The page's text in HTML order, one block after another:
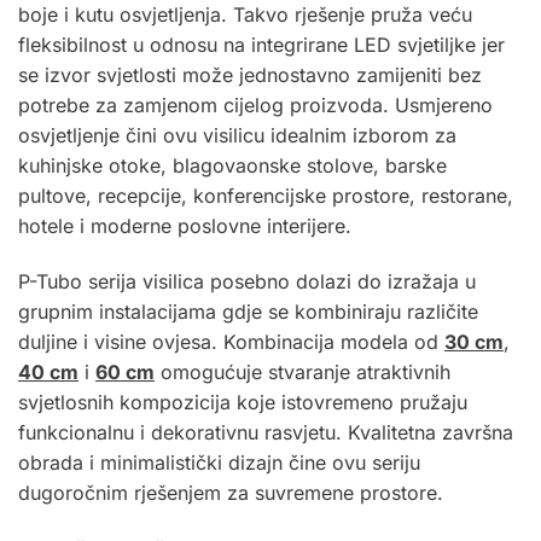
boje i kutu osvjetljenja. Takvo rješenje pruža veću
fleksibilnost u odnosu na integrirane LED svjetiljke jer
se izvor svjetlosti može jednostavno zamijeniti bez
potrebe za zamjenom cijelog proizvoda. Usmjereno
osvjetljenje čini ovu visilicu idealnim izborom za
kuhinjske otoke, blagovaonske stolove, barske
pultove, recepcije, konferencijske prostore, restorane,
hotele i moderne poslovne interijere.
P-Tubo serija visilica posebno dolazi do izražaja u
grupnim instalacijama gdje se kombiniraju različite
duljine i visine ovjesa. Kombinacija modela od 30 cm,
40 cm i 60 cm omogućuje stvaranje atraktivnih
svjetlosnih kompozicija koje istovremeno pružaju
funkcionalnu i dekorativnu rasvjetu. Kvalitetna završna
obrada i minimalistički dizajn čine ovu seriju
dugoročnim rješenjem za suvremene prostore.